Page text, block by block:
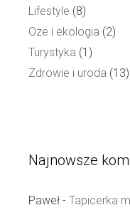
Lifestyle (8)
Oze i ekologia (2)
Turystyka (1)
Zdrowie i uroda (13)
Najnowsze
Paweł - Tapicerka